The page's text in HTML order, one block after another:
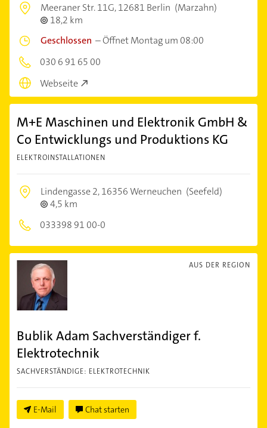
Meeraner Str. 11G,12681 Berlin (Marzahn)
18,2 km
Geschlossen –Öffnet Montag um 08:00
030 6 91 65 00
Webseite
M+E Maschinen und Elektronik GmbH &
Co Entwicklungs und Produktions KG
ELEKTROINSTALLATIONEN
Lindengasse 2,16356 Werneuchen (Seefeld)
4,5 km
033398 91 00-0
AUS DER REGION
Bublik Adam Sachverständiger f.
Elektrotechnik
SACHVERSTÄNDIGE: ELEKTROTECHNIK
E-Mail Chat starten